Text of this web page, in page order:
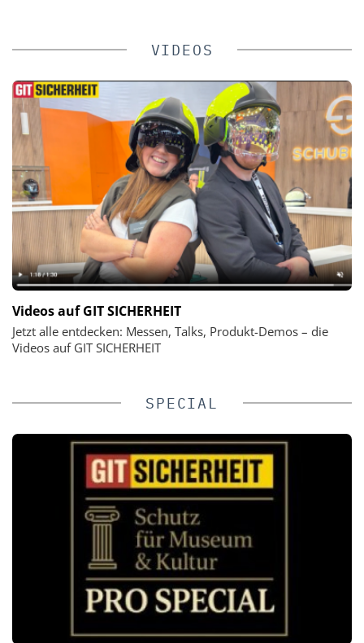
VIDEOS
Videos auf GIT SICHERHEIT
Jetzt alle entdecken: Messen, Talks, Produkt-Demos – die
Videos auf GIT SICHERHEIT
SPECIAL